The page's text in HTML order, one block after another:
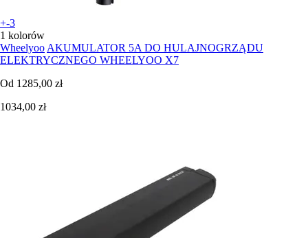
+-3
1 kolorów
Wheelyoo AKUMULATOR 5A DO HULAJNOGRZĄDU
ELEKTRYCZNEGO WHEELYOO X7
Od 1285,00 zł
1034,00 zł